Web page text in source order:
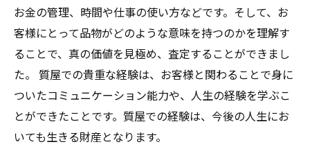
お金の管理、時間や仕事の使い方などです。そして、お
客様にとって品物がどのような意味を持つのかを理解す
ることで、真の価値を見極め、査定することができまし
た。 質屋での貴重な経験は、お客様と関わることで身に
ついたコミュニケーション能力や、人生の経験を学ぶこ
とができたことです。質屋での経験は、今後の人生にお
いても生きる財産となります。